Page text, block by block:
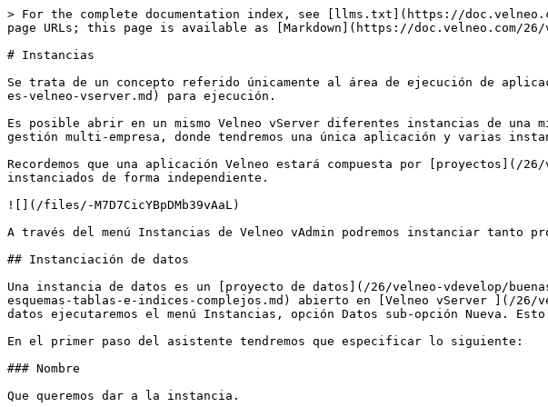
> For the complete documentation index, see [llms.txt](https://doc.velneo.com/llms.txt). Markdown versions of documentation pages are available by appending `.md` to page URLs; this page is available as [Markdown](https://doc.velneo.com/26/velneo-vadmin/gestion-de-aplicaciones/instancias.md).

# Instancias

Se trata de un concepto referido únicamente al área de ejecución de aplicaciones. Una instancia es una aplicación abierta en [Velneo vServer](/26/velneo-vserver/que-es-velneo-vserver.md) para ejecución.

Es posible abrir en un mismo Velneo vServer diferentes instancias de una misma aplicación. Esto nos permitirá simplificar en gran medida, por ejemplo, estructuras de gestión multi-empresa, donde tendremos una única aplicación y varias instancias de la misma.

Recordemos que una aplicación Velneo estará compuesta por [proyectos](/26/velneo-vdevelop/soluciones-y-proyectos.md), tanto de datos como de aplicación; que serán instanciados de forma independiente.

![](/files/-M7D7CicYBpDMb39vAaL)

A través del menú Instancias de Velneo vAdmin podremos instanciar tanto proyectos de datos como proyectos de aplicación.

## Instanciación de datos

Una instancia de datos es un [proyecto de datos](/26/velneo-vdevelop/buenas-practicas-de-programacion/buenas-practicas-de-organizacion/proyecto-de-datos-1-carpetas-esquemas-tablas-e-indices-complejos.md) abierto en [Velneo vServer ](/26/velneo-vserver/que-es-velneo-vserver.md)para su ejecución. Para crear una nueva instancia de datos ejecutaremos el menú Instancias, opción Datos sub-opción Nueva. Esto hará que se presente el Asistente para la creación de instancia:

En el primer paso del asistente tendremos que especificar lo siguiente:

### Nombre

Que queremos dar a la instancia.

Ejemplo: Empresa1

### Identificador

Este parámetro será necesario cumplimentarlo si queremos atacar la instancia desde [Velneo vModApache](/26/velneo-vmodapache/que-es-velneo-vmodapache.md). El contenido de este parámetro solamente podrá contener letras mayúsculas, números y guiones bajos \_.

### Proyecto a instanciar

[Proyecto de datos](/26/velneo-vdevelop/buenas-practicas-de-programacion/buenas-practicas-de-organizacion/proyecto-de-datos-1-carpetas-esquemas-tablas-e-indices-complejos.md) a instanciar. Pulsaremos el botón ![](/files/-M7D7Ciplz_q-JT7XBXN) para seleccionarlo. Una vez pulsado se presentará la siguiente ventana:

![](/files/-M7D7CilSuqmjkpzPyu2)

En el panel de la izquierda seleccionaremos la solución donde el proyecto a instanciar ha sido creado y en el derecho el proyecto en cuestión. Una vez seleccionado, pulsaremos el botón “aceptar”, para volver al asistente.

Icono de la instancia: archivo de imagen que será mostrado a modo de icono al presentar la instancia en [Velneo vServer](/26/velneo-vserver/que-es-velneo-vserver.md), [Velneo vDataclient](/26/velneo-vdataclient/que-es-velneo-vdataclient.md) y [Velneo vClient](/26/velneo-vclient/que-es-velneo-vclient.md).

Una vez de vuelta al asistente pulsaremos el botón “siguiente” para ir al paso siguiente de la instanciación. Si el proyecto que hemos seleccionado hereda otro proyecto que ya está instanciado, el siguiente paso será establecer la resolución de la herencia:

![](/files/-M7D7CinAH-I4hmFFtuD)

Si hacemos doble clic sobre el texto “Crear instancia” que parece junto al nombre del proyecto heredado, se desplegará un combo con las opciones disponibles:

![](/files/-M7D7Ciopeuau6_49JSa)

Si queremos crear una nueva instancia del proyecto heredado seleccionaremos la opción Crear instancia, si queremos que no se cree una nueva instancia sino usar una instancia ya existente, seleccionaremos la instancia deseada. Esto hará que los datos de la instancia ya existente sean compartidos por esta instancia heredada que estamos creando.

En el siguiente paso tendremos que declarar los directorios en los que se generarán los datos, tanto del proyecto a instanciar como de los proyectos heredados por el mismo (ésto último en el caso de que en el paso anterior hayamos seleccionado la opción Crear instancia).

Para ello pulsaremos el botón ![](/files/-M7D7Ciplz_q-JT7XBXN) que se encuentra bajo el epígrafe Ruta para datos de la nueva instancia y se presentará una ventana donde aparecerá una lista de todos los [recursos de disco](/26/velneo-